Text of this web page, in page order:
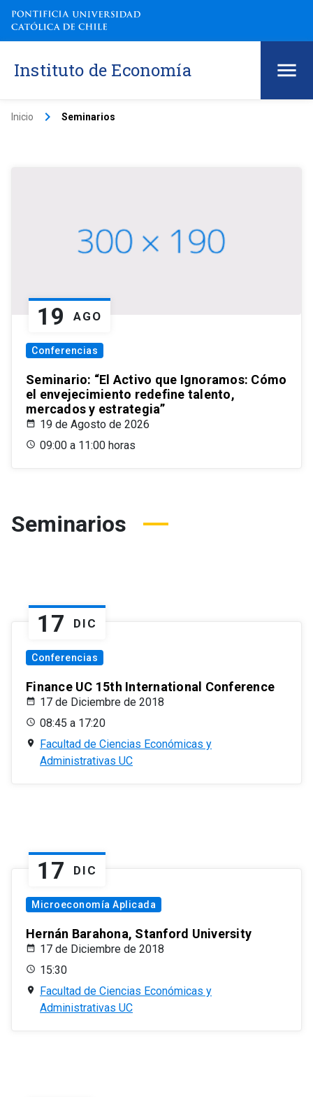
Instituto de Economía
Inicio keyboard_arrow_right Seminarios
19 AGO
Conferencias
Seminario: “El Activo que Ignoramos: Cómo
el envejecimiento redefine talento,
mercados y estrategia”
19 de Agosto de 2026
09:00 a 11:00 horas
Seminarios
17 DIC
Conferencias
Finance UC 15th International Conference
17 de Diciembre de 2018
08:45 a 17:20
Facultad de Ciencias Económicas y
Administrativas UC
17 DIC
Microeconomía Aplicada
Hernán Barahona, Stanford University
17 de Diciembre de 2018
15:30
Facultad de Ciencias Económicas y
Administrativas UC